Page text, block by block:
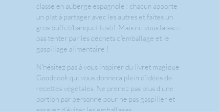
classe en auberge espagnole : chacun apporte
un plat à partager avec les autres et faites un
gros buffet/banquet festif. Mais ne vous laissez
pas tenter par les déchets d'emballage et le
gaspillage alimentaire !
N’hésitez pas à vous inspirer du livret magique
Goodcook qui vous donnera plein d’idées de
recettes végétales. Ne prenez pas plus d’une
portion par personne pour ne pas gaspiller et